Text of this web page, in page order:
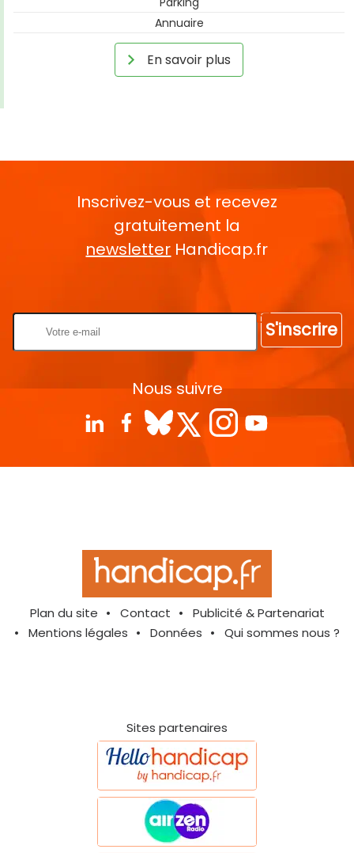
Annuaire
En savoir plus
Inscrivez-vous et recevez
gratuitement la
newsletter Handicap.fr
S'inscrire
Nous suivre
Plan du site Contact
Publicité & Partenariat
Mentions légales
Données Qui sommes nous ?
Sites partenaires